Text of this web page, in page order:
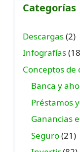
Categorías
Descargas(2)
Infografías
Conceptos de
Banca y
Préstamos
Ganancias
Seguro(21)